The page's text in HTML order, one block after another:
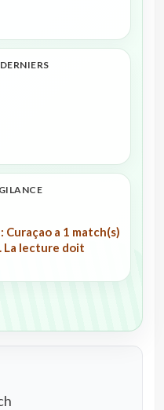
a 1 match(s)
La lecture doit